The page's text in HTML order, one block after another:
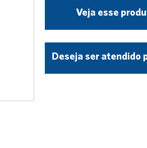
Veja esse
Deseja ser atendido